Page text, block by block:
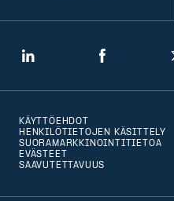
LinkedIn Facebook
KÄYTTÖEHDOT
HENKILÖTIETOJEN KÄSITTELY
SUORAMARKKINOINTITIETOA
EVÄSTEET
SAAVUTETTAVUUS